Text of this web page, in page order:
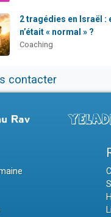
2 tragédies en Israël :
n’était « normal » ?
Coaching
contacter